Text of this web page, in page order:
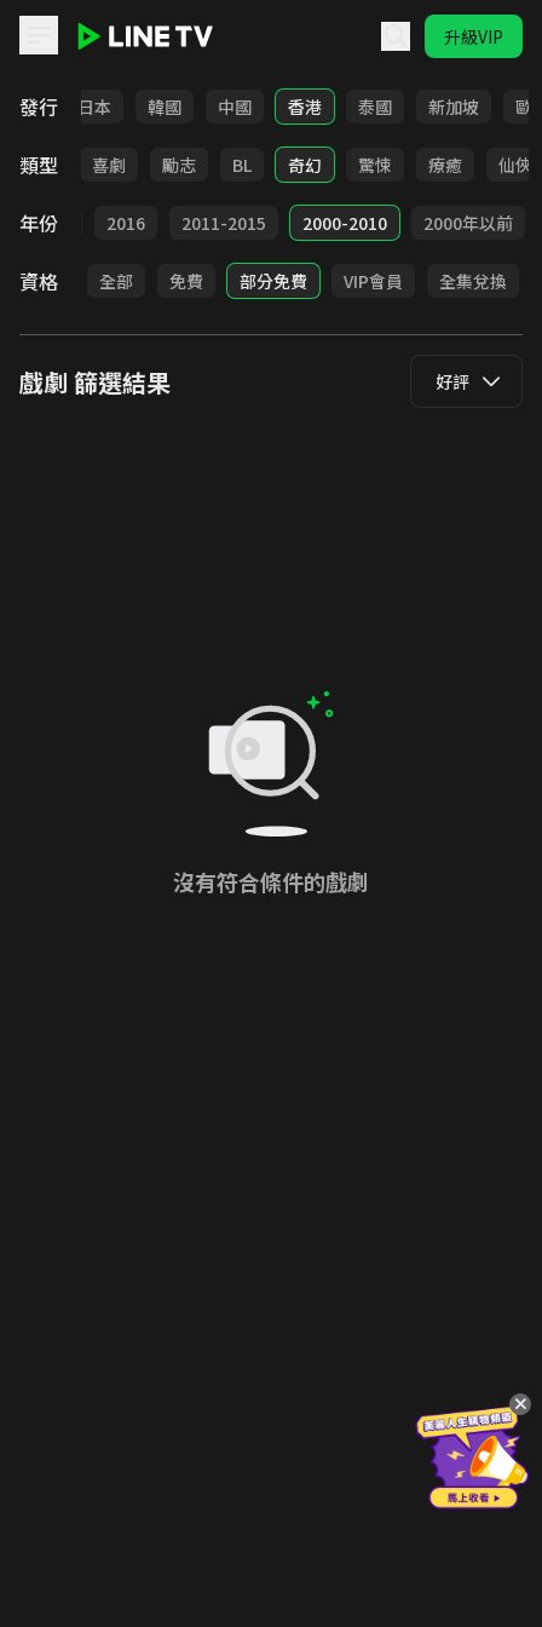
升級VIP
發行
台灣 日本 韓國 中國 香港 泰國 新加坡 歐
類型
懸疑 喜劇 勵志 BL 奇幻 驚悚 療癒 仙俠
年份
2017 2016 2011-2015 2000-2010 2000年以前
資格 全部 免費 部分免費 VIP會員 全集兌換
戲劇 篩選結果 好評
沒有符合條件的戲劇